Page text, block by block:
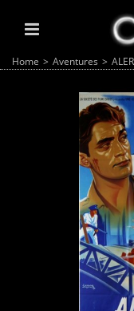
Home > Aventures >